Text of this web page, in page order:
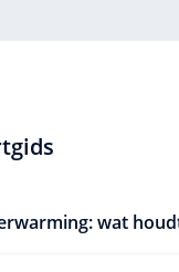
wat